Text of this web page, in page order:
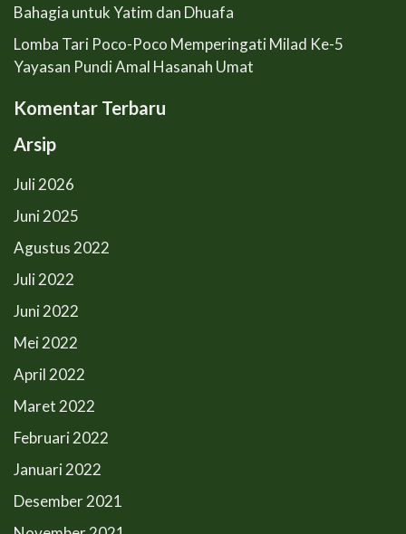
Bahagia untuk Yatim dan Dhuafa
Lomba Tari Poco-Poco Memperingati Milad Ke-5
Yayasan Pundi Amal Hasanah Umat
Komentar Terbaru
Arsip
Juli 2026
Juni 2025
Agustus 2022
Juli 2022
Juni 2022
Mei 2022
April 2022
Maret 2022
Februari 2022
Januari 2022
Desember 2021